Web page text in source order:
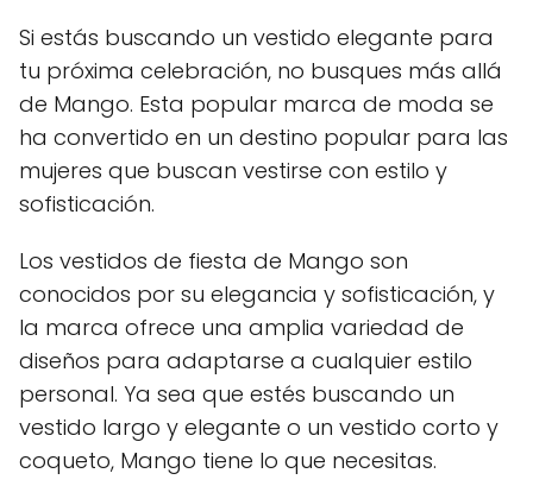
Si estás buscando un vestido elegante para
tu próxima celebración, no busques más allá
de Mango. Esta popular marca de moda se
ha convertido en un destino popular para las
mujeres que buscan vestirse con estilo y
sofisticación.
Los vestidos de fiesta de Mango son
conocidos por su elegancia y sofisticación, y
la marca ofrece una amplia variedad de
diseños para adaptarse a cualquier estilo
personal. Ya sea que estés buscando un
vestido largo y elegante o un vestido corto y
coqueto, Mango tiene lo que necesitas.